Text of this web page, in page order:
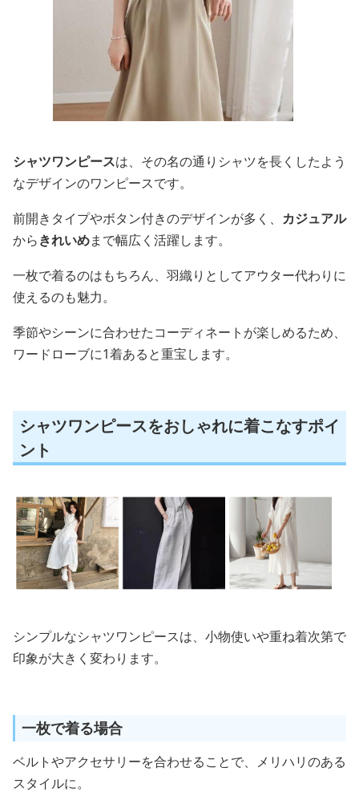
シャツワンピースは、その名の通りシャツを長くしたよう
なデザインのワンピースです。
前開きタイプやボタン付きのデザインが多く、 カジュアル
からきれいめまで幅広く活躍します。
一枚で着るのはもちろん、羽織りとしてアウター代わりに
使えるのも魅力。
季節やシーンに合わせたコーディネートが楽しめるため、
ワードローブに1着あると重宝します。
シャツワンピースをおしゃれに着こなすポイ
ント
シンプルなシャツワンピースは、小物使いや重ね着次第で
印象が大きく変わります。
一枚で着る場合
ベルトやアクセサリーを合わせることで、メリハリのある
スタイルに。